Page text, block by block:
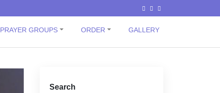
PRAYER GROUPS ORDER GALLERY
Search